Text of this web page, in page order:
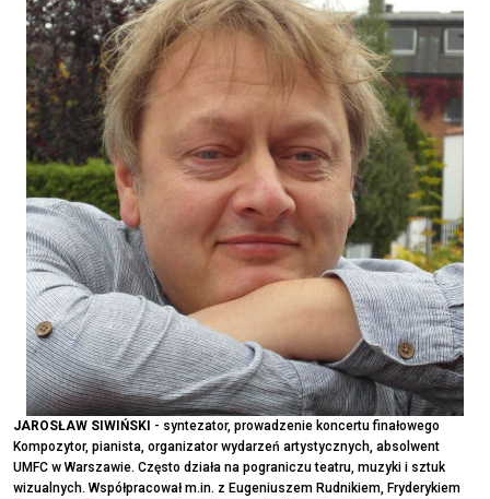
JAROSŁAW SIWIŃSKI - syntezator, prowadzenie koncertu finałowego
Kompozytor, pianista, organizator wydarzeń artystycznych, absolwent
UMFC w Warszawie. Często działa na pograniczu teatru, muzyki i sztuk
wizualnych. Współpracował m.in. z Eugeniuszem Rudnikiem, Fryderykiem